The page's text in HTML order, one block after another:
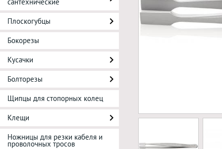
Плоскогубцы
Бокорезы
Кусачки
Болторезы
Щипцы для стопорных колец
Клещи
Ножницы для резки кабеля и
проволочных тросов